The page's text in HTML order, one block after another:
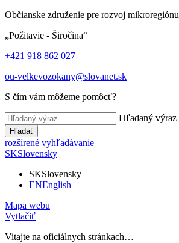
Občianske združenie pre rozvoj mikroregiónu
„Požitavie - Širočina“
+421 918 862 027
ou-velkevozokany@slovanet.sk
S čím vám môžeme pomôcť?
Hľadaný výraz
Hľadať
rozšírené vyhľadávanie
SKSlovensky
SKSlovensky
ENEnglish
Mapa webu
Vytlačiť
Vitajte na oficiálnych stránkach…